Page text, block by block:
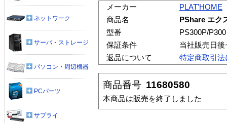
メーカー
PLAT'HOME
商品名
PShare エク
型番
PS300P/P300
保証条件
当社販売日
返品について
特定商取引
商品番号 11680580
本商品は販売を終了しました
ネットワーク
サーバ・ストレージ
パソコン・周辺機器
PCパーツ
サプライ